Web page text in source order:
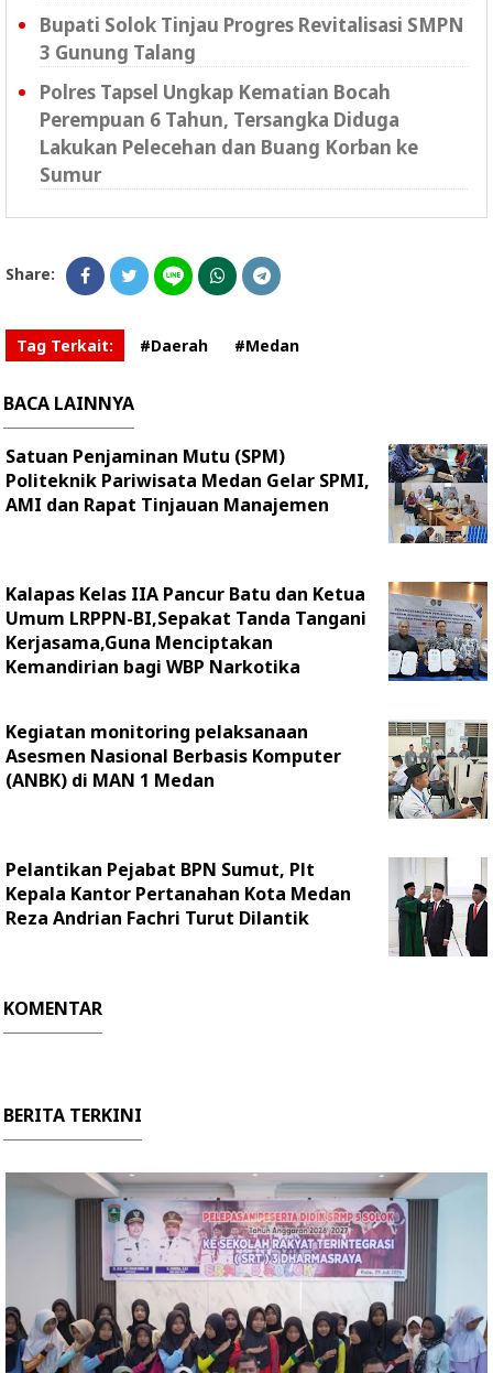
Bupati Solok Tinjau Progres Revitalisasi SMPN
3 Gunung Talang
Polres Tapsel Ungkap Kematian Bocah
Perempuan 6 Tahun, Tersangka Diduga
Lakukan Pelecehan dan Buang Korban ke
Sumur
Share:
Tag Terkait: #Daerah #Medan
BACA LAINNYA
Satuan Penjaminan Mutu (SPM)
Politeknik Pariwisata Medan Gelar SPMI,
AMI dan Rapat Tinjauan Manajemen
Kalapas Kelas IIA Pancur Batu dan Ketua
Umum LRPPN-BI,Sepakat Tanda Tangani
Kerjasama,Guna Menciptakan
Kemandirian bagi WBP Narkotika
Kegiatan monitoring pelaksanaan
Asesmen Nasional Berbasis Komputer
(ANBK) di MAN 1 Medan
Pelantikan Pejabat BPN Sumut, Plt
Kepala Kantor Pertanahan Kota Medan
Reza Andrian Fachri Turut Dilantik
KOMENTAR
BERITA TERKINI